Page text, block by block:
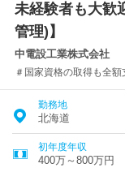
未経験者も大歓
管理)】
中電設工業株式会社
＃国家資格の取得も全
勤務地
北海道
初年度年収
400万～800万円